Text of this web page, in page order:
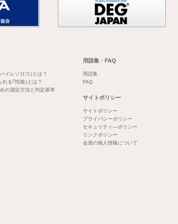
イレゾロゴ｣とは？
れる｢性能｣とは？
の測定方法と判定基準
用語集・FAQ
用語集
FAQ
サイトポリシー
サイトポリシー
プライバシーポリシー
セキュリティ―ポリシー
リンクポリシー
会員の個人情報について